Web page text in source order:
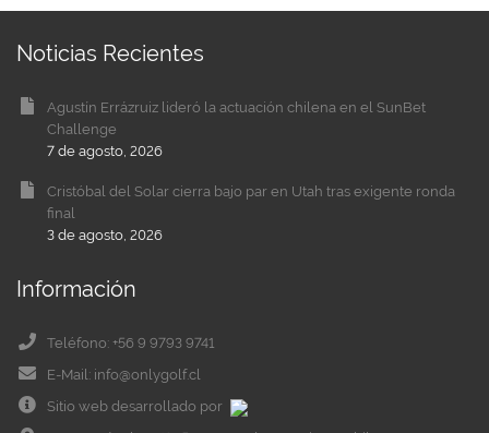
Noticias Recientes
Agustín Errázruiz lideró la actuación chilena en el SunBet
Challenge
7 de agosto, 2026
Cristóbal del Solar cierra bajo par en Utah tras exigente ronda
final
3 de agosto, 2026
Información
Teléfono: +56 9 9793 9741
E-Mail: info@onlygolf.cl
Sitio web desarrollado por